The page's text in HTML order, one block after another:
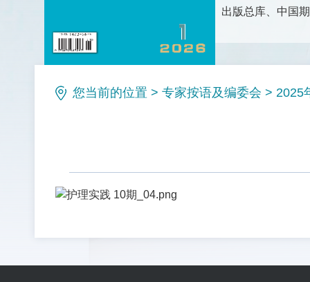
出版总库、中国
理等栏目。是护
您当前的位置 > 专家按语及编委会 > 2025